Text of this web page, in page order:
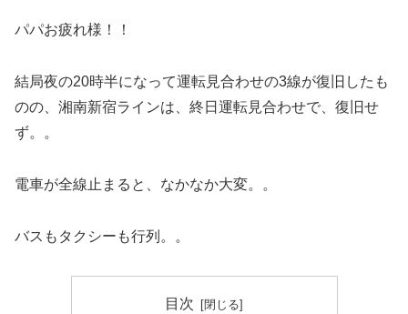
パパお疲れ様！！
結局夜の20時半になって運転見合わせの3線が復旧したも
のの、湘南新宿ラインは、終日運転見合わせで、復旧せ
ず。。
電車が全線止まると、なかなか大変。。
バスもタクシーも行列。。
目次